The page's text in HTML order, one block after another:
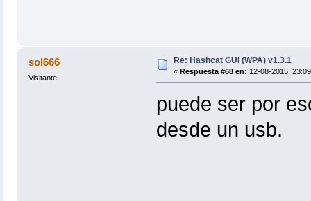
sol666
Visitante
Re: Hashcat GUI (WPA) v1.3.1
« Respuesta #68 en: 12-08-2015,
puede ser por
desde un usb.